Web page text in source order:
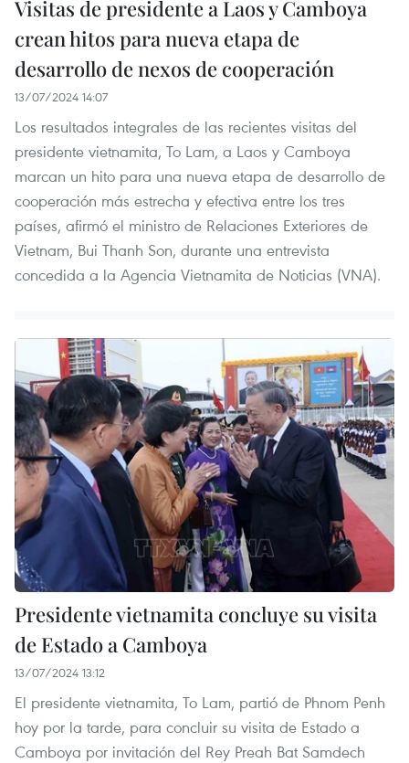
Visitas de presidente a Laos y Camboya
crean hitos para nueva etapa de
desarrollo de nexos de cooperación
13/07/2024 14:07
Los resultados integrales de las recientes visitas del
presidente vietnamita, To Lam, a Laos y Camboya
marcan un hito para una nueva etapa de desarrollo de
cooperación más estrecha y efectiva entre los tres
países, afirmó el ministro de Relaciones Exteriores de
Vietnam, Bui Thanh Son, durante una entrevista
concedida a la Agencia Vietnamita de Noticias (VNA).
Presidente vietnamita concluye su visita
de Estado a Camboya
13/07/2024 13:12
El presidente vietnamita, To Lam, partió de Phnom Penh
hoy por la tarde, para concluir su visita de Estado a
Camboya por invitación del Rey Preah Bat Samdech